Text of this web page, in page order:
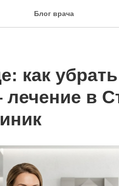
Блог врача
как
в